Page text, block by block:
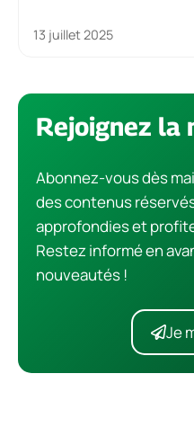
13 juillet 2025
Rejoignez la
Abonnez-vous dès
des contenus
approfondies et
Restez informé en
nouveautés !
Je